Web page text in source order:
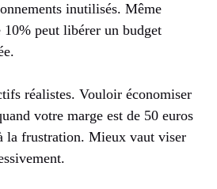
inutilisés. Même
10% peut libérer un budget
réalistes. Vouloir économiser
votre marge est de 50 euros
la frustration. Mieux vaut viser